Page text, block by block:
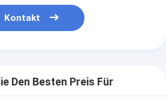
Kontakt
Den Besten Preis Für